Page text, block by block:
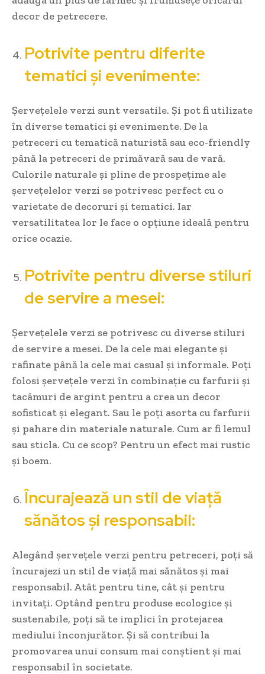
decor de petrecere.
Potrivite pentru diferite
tematici și evenimente:
Șervețelele verzi sunt versatile. Și pot fi utilizate
în diverse tematici și evenimente. De la
petreceri cu tematică naturistă sau eco-friendly
până la petreceri de primăvară sau de vară.
Culorile naturale și pline de prospețime ale
șervețelelor verzi se potrivesc perfect cu o
varietate de decoruri și tematici. Iar
versatilitatea lor le face o opțiune ideală pentru
orice ocazie.
Potrivite pentru diverse stiluri
de servire a mesei:
Șervețelele verzi se potrivesc cu diverse stiluri
de servire a mesei. De la cele mai elegante și
rafinate până la cele mai casual și informale. Poți
folosi șervețele verzi în combinație cu farfurii și
tacâmuri de argint pentru a crea un decor
sofisticat și elegant. Sau le poți asorta cu farfurii
și pahare din materiale naturale. Cum ar fi lemul
sau sticla. Cu ce scop? Pentru un efect mai rustic
și boem.
Încurajează un stil de viață
sănătos și responsabil:
Alegând șervețele verzi pentru petreceri, poți să
încurajezi un stil de viață mai sănătos și mai
responsabil. Atât pentru tine, cât și pentru
invitați. Optând pentru produse ecologice și
sustenabile, poți să te implici în protejarea
mediului înconjurător. Și să contribui la
promovarea unui consum mai conștient și mai
responsabil în societate.